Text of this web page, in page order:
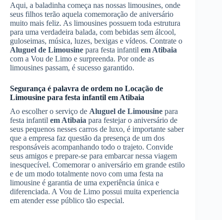
Aqui, a baladinha começa nas nossas limousines, onde
seus filhos terão aquela comemoração de aniversário
muito mais feliz. As limousines possuem toda estrutura
para uma verdadeira balada, com bebidas sem álcool,
guloseimas, música, luzes, bexigas e vídeos. Contrate o
Aluguel de Limousine para festa infantil em Atibaia
com a Vou de Limo e surpreenda. Por onde as
limousines passam, é sucesso garantido.
Segurança é palavra de ordem no Locação de
Limousine para festa infantil em Atibaia
Ao escolher o serviço de Aluguel de Limousine para
festa infantil em Atibaia para festejar o aniversário de
seus pequenos nesses carros de luxo, é importante saber
que a empresa faz questão da presença de um dos
responsáveis acompanhando todo o trajeto. Convide
seus amigos e prepare-se para embarcar nessa viagem
inesquecível. Comemorar o aniversário em grande estilo
e de um modo totalmente novo com uma festa na
limousine é garantia de uma experiência única e
diferenciada. A Vou de Limo possui muita experiencia
em atender esse público tão especial.